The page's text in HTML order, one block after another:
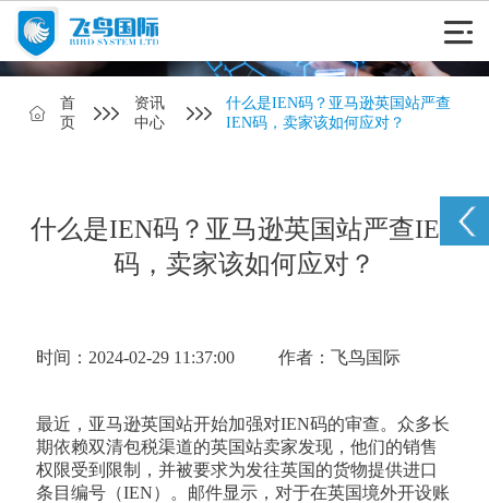
首
页
资讯
中心
什么是IEN码？亚马逊英国站严查
IEN码，卖家该如何应对？
什么是IEN码？亚马逊英国站严查IEN
码，卖家该如何应对？
时间：2024-02-29 11:37:00 作者：飞鸟国际
最近，亚马逊英国站开始加强对IEN码的审查。众多长
期依赖双清包税渠道的英国站卖家发现，他们的销售
权限受到限制，并被要求为发往英国的货物提供进口
条目编号（IEN）。邮件显示，对于在英国境外开设账